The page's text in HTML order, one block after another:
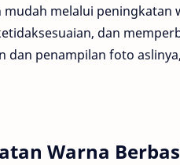
mudah melalui peningkatan
dan
dan penampilan foto
Warna